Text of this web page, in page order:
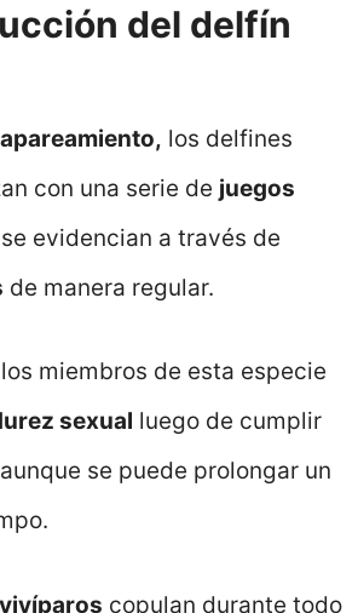
del delfín
apareamiento, los delfines
con una serie de juegos
evidencian a través de
de manera regular.
miembros de esta especie
sexual luego de cumplir
se puede prolongar un
copulan durante todo